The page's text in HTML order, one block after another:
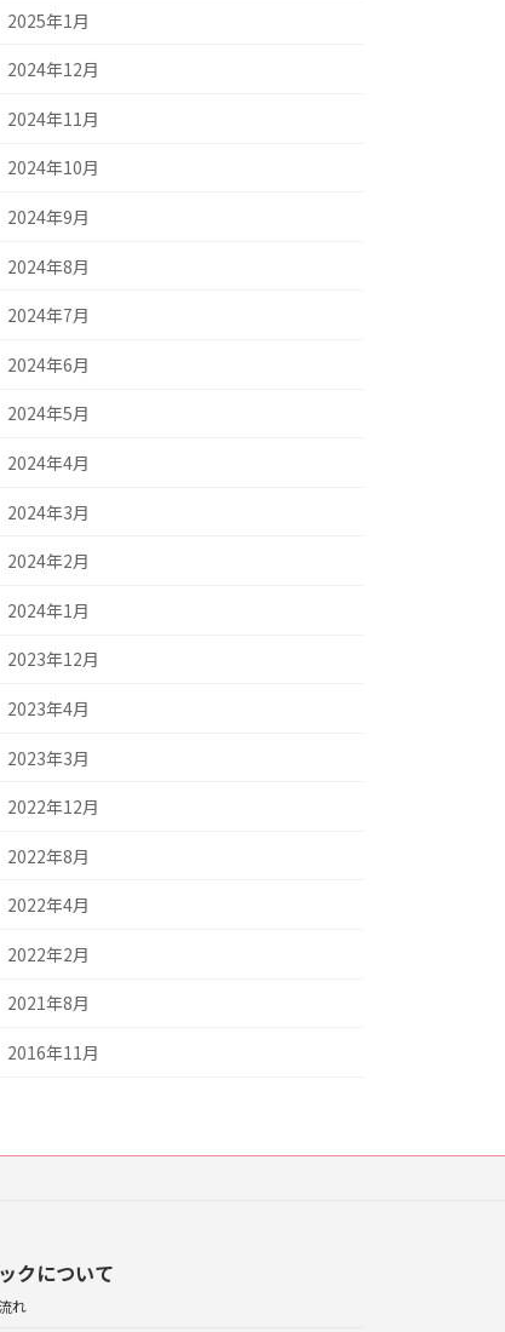
2025年1月
2024年12月
2024年11月
2024年10月
2024年9月
2024年8月
2024年7月
2024年6月
2024年5月
2024年4月
2024年3月
2024年2月
2024年1月
2023年12月
2023年4月
2023年3月
2022年12月
2022年8月
2022年4月
2022年2月
2021年8月
2016年11月
クについて
れ